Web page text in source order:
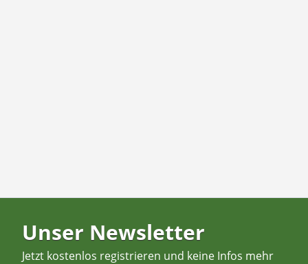
Unser Newsletter
Jetzt kostenlos registrieren und keine Infos mehr